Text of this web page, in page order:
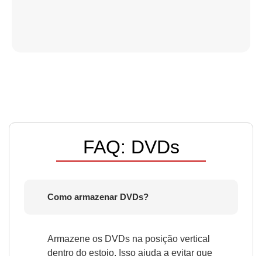
FAQ: DVDs
Como armazenar DVDs?
Armazene os DVDs na posição vertical
dentro do estojo. Isso ajuda a evitar que